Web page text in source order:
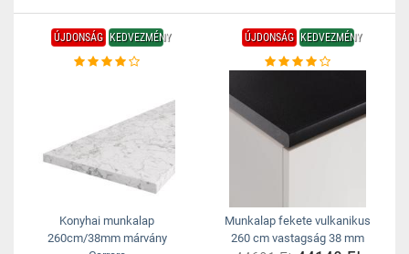
ÚJDONSÁG KEDVEZMÉNY
Konyhai munkalap
260cm/38mm márvány
ÚJDONSÁG KEDVEZMÉNY
Munkalap fekete vulkanikus
260 cm vastagság 38 mm